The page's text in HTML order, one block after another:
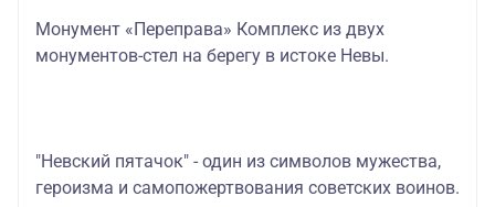
Монумент «Переправа» Комплекс из двух
монументов-стел на берегу в истоке Невы.
"Невский пятачок" - один из символов мужества,
героизма и самопожертвования советских воинов.